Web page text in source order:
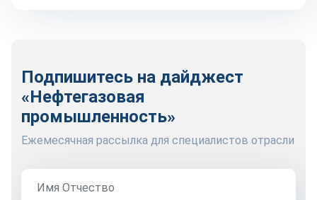
Подпишитесь на дайджест
«Нефтегазовая
промышленность»
Ежемесячная рассылка для специалистов отрасли